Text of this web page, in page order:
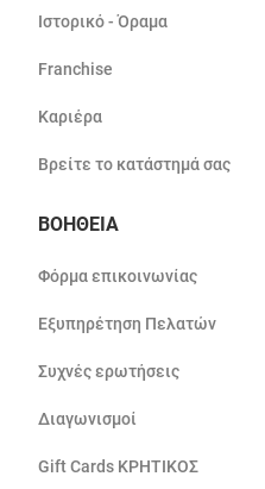
Ιστορικό - Όραμα
Franchise
Καριέρα
Βρείτε το κατάστημά σας
ΒΟΗΘΕΙΑ
Φόρμα επικοινωνίας
Εξυπηρέτηση Πελατών
Συχνές ερωτήσεις
Διαγωνισμοί
Gift Cards ΚΡΗΤΙΚΟΣ